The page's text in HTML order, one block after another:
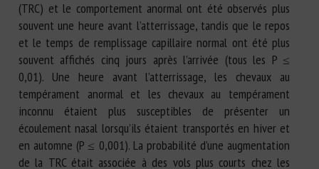
(TRC) et le comportement anormal ont été observés plus
souvent une heure avant l’atterrissage, tandis que le repos
et le temps de remplissage capillaire normal ont été plus
souvent affichés cinq jours après l’arrivée (tous les P ≤
0,01). Une heure avant l’atterrissage, les chevaux au
tempérament anormal et les chevaux au tempérament
inconnu étaient plus susceptibles de présenter un
écoulement nasal lorsqu’ils étaient transportés en hiver et
en automne (P ≤ 0,001). La probabilité d’une augmentation
de la TRC était associée à des vols plus courts chez les